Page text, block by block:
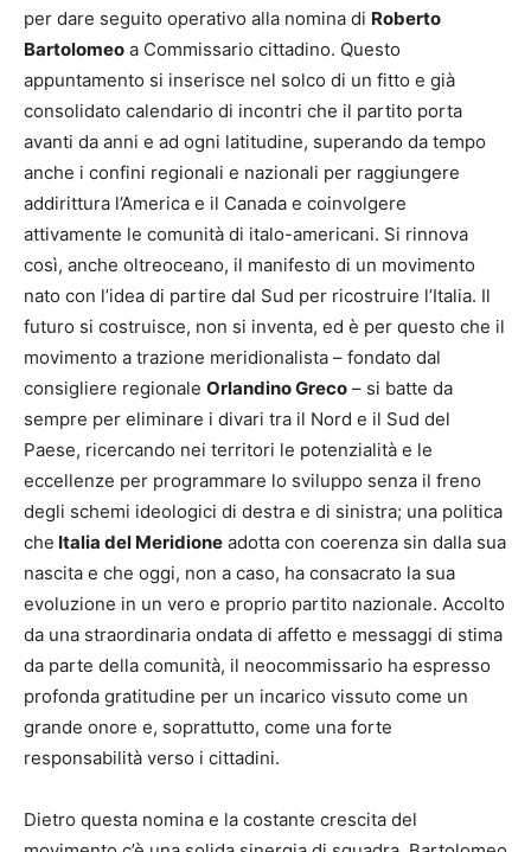
per dare seguito operativo alla nomina di Roberto
Bartolomeo a Commissario cittadino. Questo
appuntamento si inserisce nel solco di un fitto e già
consolidato calendario di incontri che il partito porta
avanti da anni e ad ogni latitudine, superando da tempo
anche i confini regionali e nazionali per raggiungere
addirittura l’America e il Canada e coinvolgere
attivamente le comunità di italo-americani. Si rinnova
così, anche oltreoceano, il manifesto di un movimento
nato con l’idea di partire dal Sud per ricostruire l’Italia. Il
futuro si costruisce, non si inventa, ed è per questo che il
movimento a trazione meridionalista – fondato dal
consigliere regionale Orlandino Greco – si batte da
sempre per eliminare i divari tra il Nord e il Sud del
Paese, ricercando nei territori le potenzialità e le
eccellenze per programmare lo sviluppo senza il freno
degli schemi ideologici di destra e di sinistra; una politica
che Italia del Meridione adotta con coerenza sin dalla sua
nascita e che oggi, non a caso, ha consacrato la sua
evoluzione in un vero e proprio partito nazionale. Accolto
da una straordinaria ondata di affetto e messaggi di stima
da parte della comunità, il neocommissario ha espresso
profonda gratitudine per un incarico vissuto come un
grande onore e, soprattutto, come una forte
responsabilità verso i cittadini.
Dietro questa nomina e la costante crescita del